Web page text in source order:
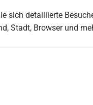
sich detaillierte
Stadt, Browser und